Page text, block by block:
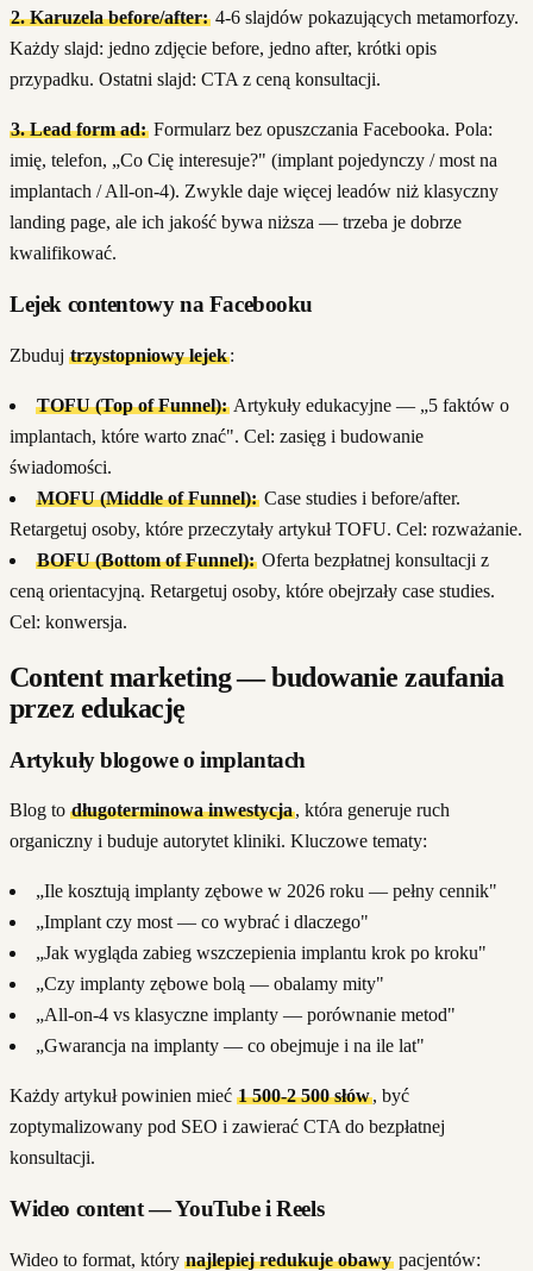
2. Karuzela before/after:4-6 slajdów pokazujących metamorfozy.
Każdy slajd: jedno zdjęcie before, jedno after, krótki opis
przypadku. Ostatni slajd: CTA z ceną konsultacji.
3. Lead form ad:Formularz bez opuszczania Facebooka. Pola:
imię, telefon, „Co Cię interesuje?" (implant pojedynczy / most na
implantach / All-on-4). Zwykle daje więcej leadów niż klasyczny
landing page, ale ich jakość bywa niższa — trzeba je dobrze
kwalifikować.
Lejek contentowy na Facebooku
Zbuduj trzystopniowy lejek:
TOFU (Top of Funnel):Artykuły edukacyjne — „5 faktów o
implantach, które warto znać". Cel: zasięg i budowanie
świadomości.
MOFU (Middle of Funnel):Case studies i before/after.
Retargetuj osoby, które przeczytały artykuł TOFU. Cel: rozważanie.
BOFU (Bottom of Funnel):Oferta bezpłatnej konsultacji z
ceną orientacyjną. Retargetuj osoby, które obejrzały case studies.
Cel: konwersja.
Content marketing — budowanie zaufania
przez edukację
Artykuły blogowe o implantach
Blog to długoterminowa inwestycja, która generuje ruch
organiczny i buduje autorytet kliniki. Kluczowe tematy:
„Ile kosztują implanty zębowe w 2026 roku — pełny cennik"
„Implant czy most — co wybrać i dlaczego"
„Jak wygląda zabieg wszczepienia implantu krok po kroku"
„Czy implanty zębowe bolą — obalamy mity"
„All-on-4 vs klasyczne implanty — porównanie metod"
„Gwarancja na implanty — co obejmuje i na ile lat"
Każdy artykuł powinien mieć 1 500-2 500 słów, być
zoptymalizowany pod SEO i zawierać CTA do bezpłatnej
konsultacji.
Wideo content — YouTube i Reels
Wideo to format, który najlepiej redukuje obawypacjentów: